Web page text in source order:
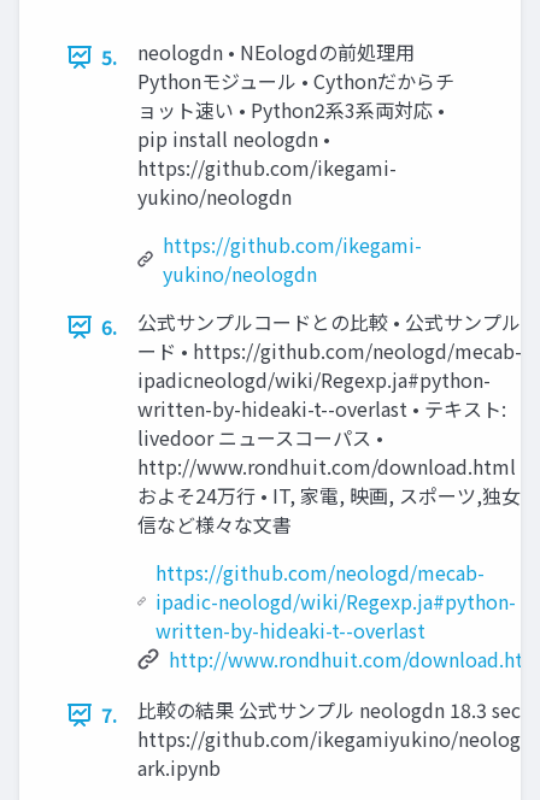
5.
neologdn • NEologdの前処理用
Pythonモジュール • Cythonだからチ
ョット速い • Python2系3系両対応 •
pip install neologdn •
https://github.com/ikegami-
yukino/neologdn
https://github.com/ikegami-
yukino/neologdn
6.
公式サンプルコードとの比較 • 公式サンプルコ
ード • https://github.com/neologd/mecab-
ipadicneologd/wiki/Regexp.ja#python-
written-by-hideaki-t--overlast • テキスト:
livedoor ニュースコーパス •
http://www.rondhuit.com/download.html •
およそ24万行 • IT, 家電, 映画, スポーツ,独女通
信など様々な文書
https://github.com/neologd/mecab-
ipadic-neologd/wiki/Regexp.ja#python-
written-by-hideaki-t--overlast
http://www.rondhuit.com/
7.
比較の結果 公式サンプル neologdn 18.3 sec
https://github.com/ikegamiyukino/
ark.ipynb